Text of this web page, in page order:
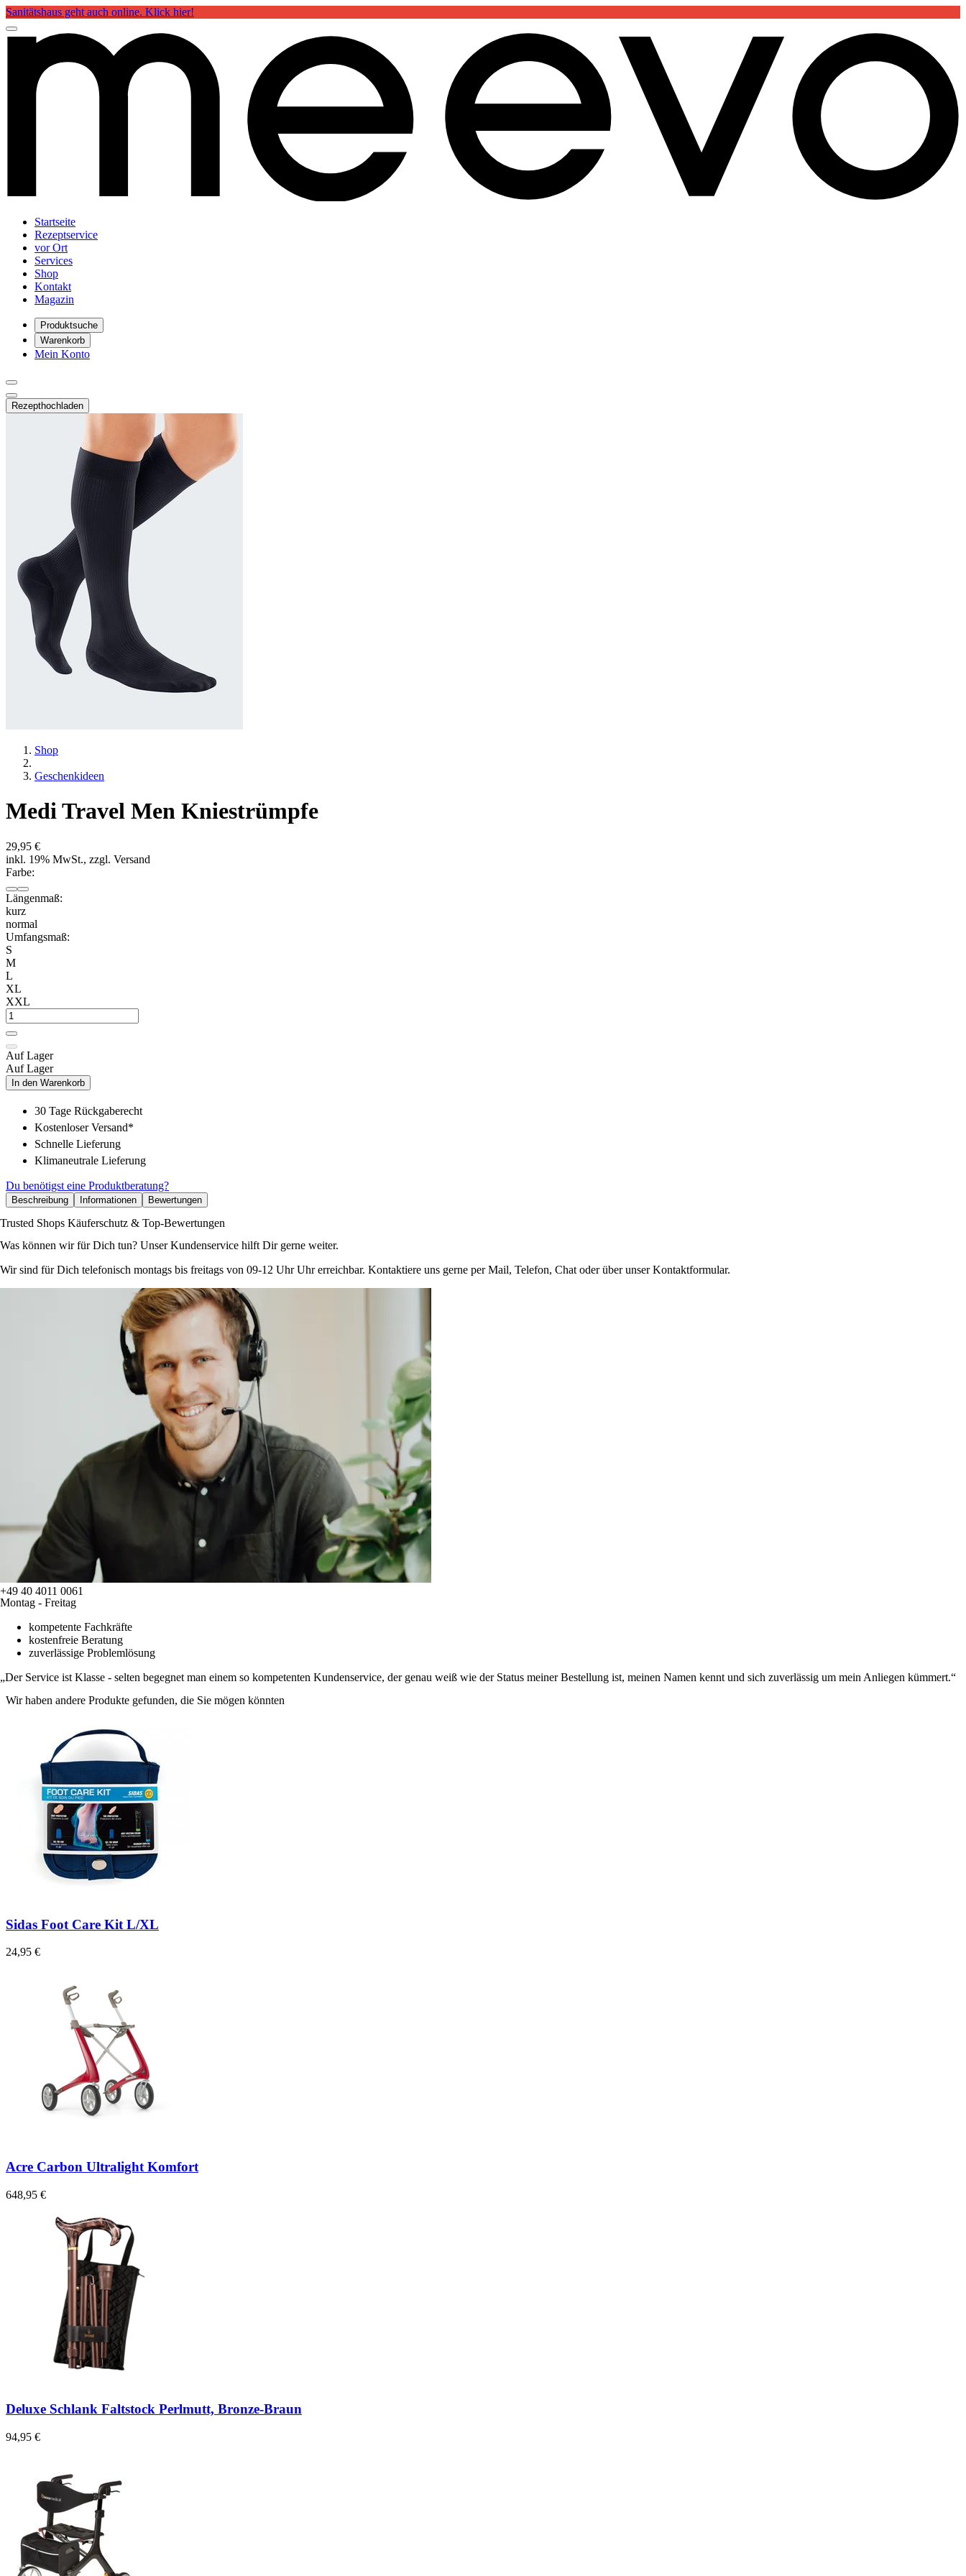
Sanitätshaus geht auch online. Klick hier!
Startseite
Rezeptservice
vor Ort
Services
Shop
Kontakt
Magazin
Produktsuche
Warenkorb
Mein Konto
Rezepthochladen
Shop
Geschenkideen
Medi Travel Men Kniestrümpfe
29,95 €
inkl. 19% MwSt., zzgl. Versand
Farbe:
Längenmaß:
kurz
normal
Umfangsmaß:
S
M
L
XL
XXL
Auf Lager
Auf Lager
In den Warenkorb
30 Tage Rückgaberecht
Kostenloser Versand*
Schnelle Lieferung
Klimaneutrale Lieferung
Du benötigst eine Produktberatung?
Beschreibung Informationen Bewertungen
Trusted Shops Käuferschutz & Top-Bewertungen
Was können wir für Dich tun? Unser Kundenservice hilft Dir gerne weiter.
Wir sind für Dich telefonisch montags bis freitags von 09-12 Uhr Uhr erreichbar. Kontaktiere uns gerne per Mail, Telefon, Chat oder über unser Kontaktformular.
+49 40 4011 0061
Montag - Freitag
kompetente Fachkräfte
kostenfreie Beratung
zuverlässige Problemlösung
Der Service ist Klasse - selten begegnet man einem so kompetenten Kundenservice, der genau weiß wie der Status meiner Bestellung ist, meinen Namen kennt und sich zuverlässig um mein Anliegen kümmert.
Wir haben andere Produkte gefunden, die Sie mögen könnten
Sidas Foot Care Kit L/XL
24,95 €
Acre Carbon Ultralight Komfort
648,95 €
Deluxe Schlank Faltstock Perlmutt, Bronze-Braun
94,95 €